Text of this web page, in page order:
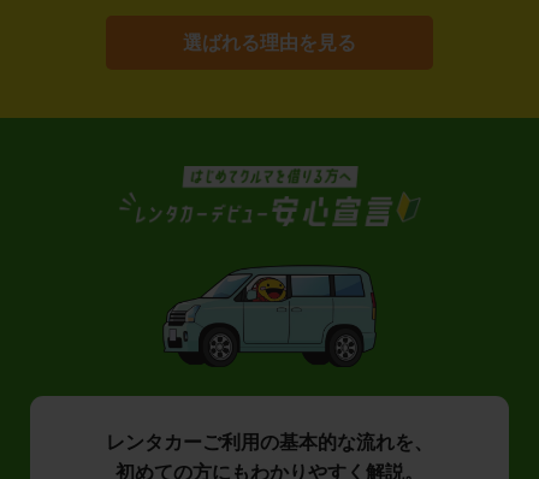
選ばれる理由を見る
レンタカーご利用の基本的な流れを、
初めての方にもわかりやすく解説。